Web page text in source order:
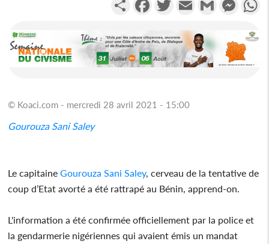
© Koaci.com - mercredi 28 avril 2021 - 15:00
Gourouza Sani Saley
Le capitaineGourouza Sani Saley, cerveau de la tentative de
coup d’Etat avorté a été rattrapé au Bénin, apprend-on.
L'information a été confirmée officiellement par la police et
la gendarmerie nigériennes qui avaient émis un mandat